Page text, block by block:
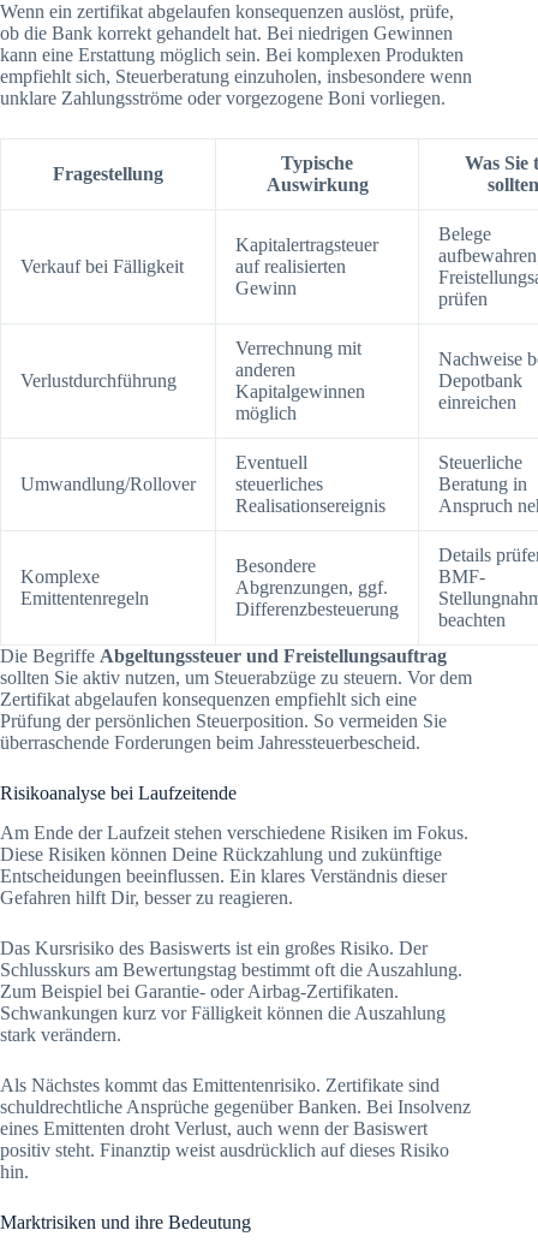
Wenn ein zertifikat abgelaufen konsequenzen auslöst, prüfe,
ob die Bank korrekt gehandelt hat. Bei niedrigen Gewinnen
kann eine Erstattung möglich sein. Bei komplexen Produkten
empfiehlt sich, Steuerberatung einzuholen, insbesondere wenn
unklare Zahlungsströme oder vorgezogene Boni vorliegen.
Fragestellung
Typische
Auswirkung
Was Sie
sollten
Verkauf bei Fälligkeit
Kapitalertragsteuer
auf realisierten
Gewinn
Belege
prüfen
Verlustdurchführung
Verrechnung mit
anderen
Kapitalgewinnen
möglich
Nachweise
Depotbank
einreichen
Umwandlung/Rollover
Eventuell
steuerliches
Realisationsereignis
Steuerliche
Beratung in
Anspruch
Komplexe
Emittentenregeln
Besondere
Abgrenzungen, ggf.
Differenzbesteuerung
Details
BMF-
beachten
Die Begriffe Abgeltungssteuer und Freistellungsauftrag
sollten Sie aktiv nutzen, um Steuerabzüge zu steuern. Vor dem
Zertifikat abgelaufen konsequenzen empfiehlt sich eine
Prüfung der persönlichen Steuerposition. So vermeiden Sie
überraschende Forderungen beim Jahressteuerbescheid.
Risikoanalyse bei Laufzeitende
Am Ende der Laufzeit stehen verschiedene Risiken im Fokus.
Diese Risiken können Deine Rückzahlung und zukünftige
Entscheidungen beeinflussen. Ein klares Verständnis dieser
Gefahren hilft Dir, besser zu reagieren.
Das Kursrisiko des Basiswerts ist ein großes Risiko. Der
Schlusskurs am Bewertungstag bestimmt oft die Auszahlung.
Zum Beispiel bei Garantie- oder Airbag-Zertifikaten.
Schwankungen kurz vor Fälligkeit können die Auszahlung
stark verändern.
Als Nächstes kommt das Emittentenrisiko. Zertifikate sind
schuldrechtliche Ansprüche gegenüber Banken. Bei Insolvenz
eines Emittenten droht Verlust, auch wenn der Basiswert
positiv steht. Finanztip weist ausdrücklich auf dieses Risiko
hin.
Marktrisiken und ihre Bedeutung